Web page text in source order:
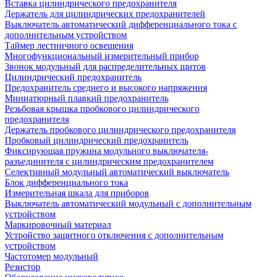
Вставка цилиндрического предохранителя
Держатель для цилиндрических предохранителей
Выключатель автоматический дифференциального тока с
дополнительным устройством
Таймер лестничного освещения
Многофункциональный измерительный прибор
Звонок модульный для распределительных щитов
Цилиндрический предохранитель
Предохранитель среднего и высокого напряжения
Миниатюрный плавкий предохранитель
Резьбовая крышка пробкового цилиндрического
предохранителя
Держатель пробкового цилиндрического предохранителя
Пробковый цилиндрический предохранитель
Фиксирующая пружина модульного выключателя-
разъединителя с цилиндрическим предохранителем
Селективный модульный автоматический выключатель
Блок дифференциального тока
Измерительная шкала для приборов
Выключатель автоматический модульный с дополнительным
устройством
Маркировочный материал
Устройство защитного отключения с дополнительным
устройством
Частотомер модульный
Резистор